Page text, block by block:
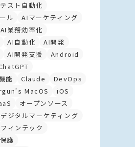
スト自動化
ル
AIマーケティング
AI業務効率化
AI自動化
AI開発
AI開発支援
Android
能
Claude
DevOps
MacOS
iOS
オープンソース
デジタルマーケティング
フィンテック
護